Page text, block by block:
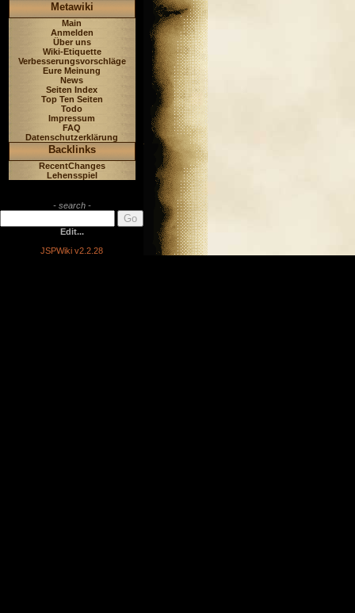
Metawiki
Main
Anmelden
Über uns
Wiki-Etiquette
Verbesserungsvorschläge
Eure Meinung
News
Seiten Index
Top Ten Seiten
Todo
Impressum
FAQ
Datenschutzerklärung
Backlinks
RecentChanges
Lehensspiel
- search -
Edit...
JSPWiki v2.2.28